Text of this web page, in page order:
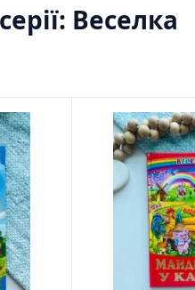
Веселка